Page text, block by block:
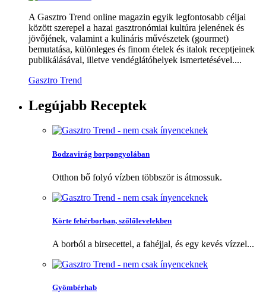
A Gasztro Trend online magazin egyik legfontosabb céljai
között szerepel a hazai gasztronómiai kultúra jelenének és
jövőjének, valamint a kulináris művészetek (gourmet)
bemutatása, különleges és finom ételek és italok receptjeinek
publikálásával, illetve vendéglátóhelyek ismertetésével....
Gasztro Trend
Legújabb Receptek
Bodzavirág borpongyolában
Otthon bő folyó vízben többször is átmossuk.
Körte fehérborban, szőlőlevelekben
A borból a birsecettel, a fahéjjal, és egy kevés vízzel...
Gyömbérhab